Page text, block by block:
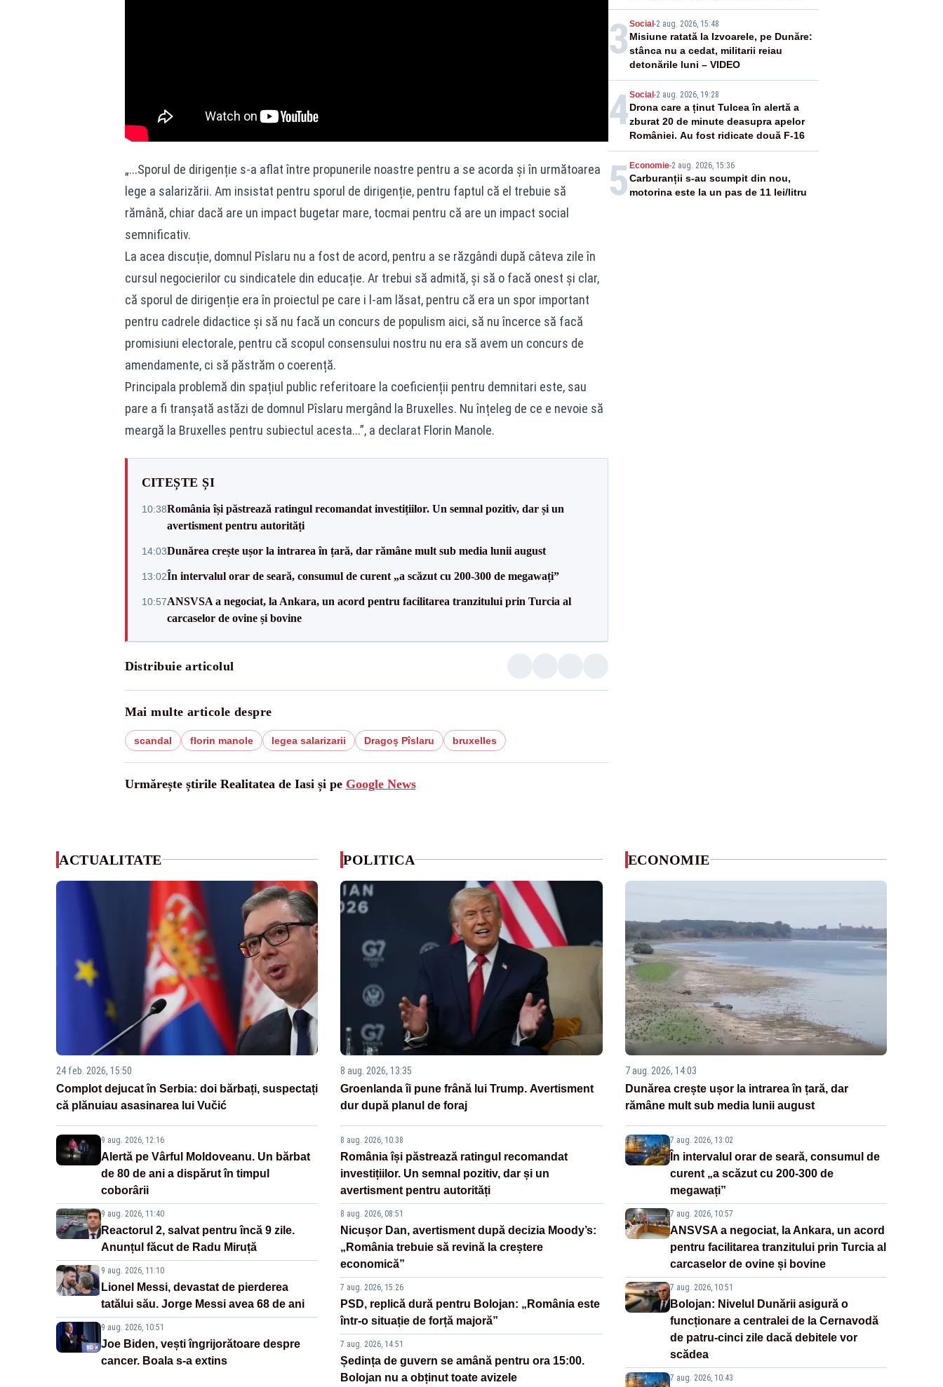
„...Sporul de dirigenție s-a aflat între propunerile noastre pentru a se acorda și în următoarea
lege a salarizării. Am insistat pentru sporul de dirigenție, pentru faptul că el trebuie să
rămână, chiar dacă are un impact bugetar mare, tocmai pentru că are un impact social
semnificativ.
La acea discuție, domnul Pîslaru nu a fost de acord, pentru a se răzgândi după câteva zile în
cursul negocierilor cu sindicatele din educație. Ar trebui să admită, și să o facă onest și clar,
că sporul de dirigenție era în proiectul pe care i l-am lăsat, pentru că era un spor important
pentru cadrele didactice și să nu facă un concurs de populism aici, să nu încerce să facă
promisiuni electorale, pentru că scopul consensului nostru nu era să avem un concurs de
amendamente, ci să păstrăm o coerență.
Principala problemă din spațiul public referitoare la coeficienții pentru demnitari este, sau
pare a fi tranșată astăzi de domnul Pîslaru mergând la Bruxelles. Nu înțeleg de ce e nevoie să
meargă la Bruxelles pentru subiectul acesta...”, a declarat Florin Manole.
CITEȘTE ȘI
10:38România își păstrează ratingul recomandat investițiilor. Un semnal pozitiv, dar și un
avertisment pentru autorități
14:03Dunărea crește ușor la intrarea în țară, dar rămâne mult sub media lunii august
13:02În intervalul orar de seară, consumul de curent „a scăzut cu 200-300 de megawați”
10:57ANSVSA a negociat, la Ankara, un acord pentru facilitarea tranzitului prin Turcia al
carcaselor de ovine și bovine
Distribuie articolul
Mai multe articole despre
scandal florin manole legea salarizarii Dragoș Pîslaru bruxelles
Urmărește știrile Realitatea de Iasi și pe Google News
PLUS
3 Social-2 aug. 2026, 15:48
Misiune ratată la Izvoarele, pe Dunăre:
stânca nu a cedat, militarii reiau
detonările luni – VIDEO
4Social-2 aug. 2026, 19:28
Drona care a ținut Tulcea în alertă a
zburat 20 de minute deasupra apelor
României. Au fost ridicate două F-16
5 Economie-2 aug. 2026, 15:36
Carburanții s-au scumpit din nou,
motorina este la un pas de 11 lei/litru
ACTUALITATE
24 feb. 2026, 15:50
Complot dejucat în Serbia: doi bărbați, suspectați
că plănuiau asasinarea lui Vučić
9 aug. 2026, 12:16
Alertă pe Vârful Moldoveanu. Un bărbat
de 80 de ani a dispărut în timpul
coborârii
9 aug. 2026, 11:40
Reactorul 2, salvat pentru încă 9 zile.
Anunțul făcut de Radu Miruță
9 aug. 2026, 11:10
Lionel Messi, devastat de pierderea
tatălui său. Jorge Messi avea 68 de ani
9 aug. 2026, 10:51
Joe Biden, vești îngrijorătoare despre
cancer. Boala s-a extins
POLITICA
8 aug. 2026, 13:35
Groenlanda îi pune frână lui Trump. Avertisment
dur după planul de foraj
8 aug. 2026, 10:38
România își păstrează ratingul recomandat
investițiilor. Un semnal pozitiv, dar și un
avertisment pentru autorități
8 aug. 2026, 08:51
Nicușor Dan, avertisment după decizia Moody’s:
„România trebuie să revină la creștere
economică”
7 aug. 2026, 15:26
PSD, replică dură pentru Bolojan: „România este
într-o situație de forță majoră”
7 aug. 2026, 14:51
Ședința de guvern se amână pentru ora 15:00.
Bolojan nu a obținut toate avizele
ECONOMIE
7 aug. 2026, 14:03
Dunărea crește ușor la intrarea în țară, dar
rămâne mult sub media lunii august
7 aug. 2026, 13:02
În intervalul orar de seară, consumul de
curent „a scăzut cu 200-300 de
megawați”
7 aug. 2026, 10:57
ANSVSA a negociat, la Ankara, un acord
pentru facilitarea tranzitului prin Turcia al
carcaselor de ovine și bovine
7 aug. 2026, 10:51
Bolojan: Nivelul Dunării asigură o
funcționare a centralei de la Cernavodă
de patru-cinci zile dacă debitele vor
scădea
7 aug. 2026, 10:43